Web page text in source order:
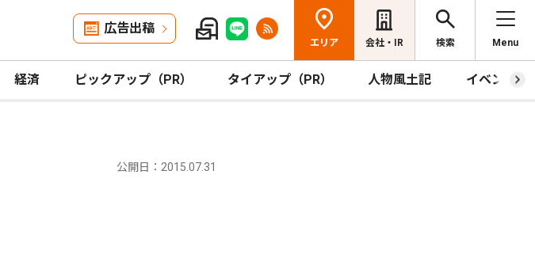
広告出稿
エリア 会社・IR 検索 Menu
経済 ピックアップ（PR） タイアップ（PR） 人物風土記 イベント
公開日：2015.07.31